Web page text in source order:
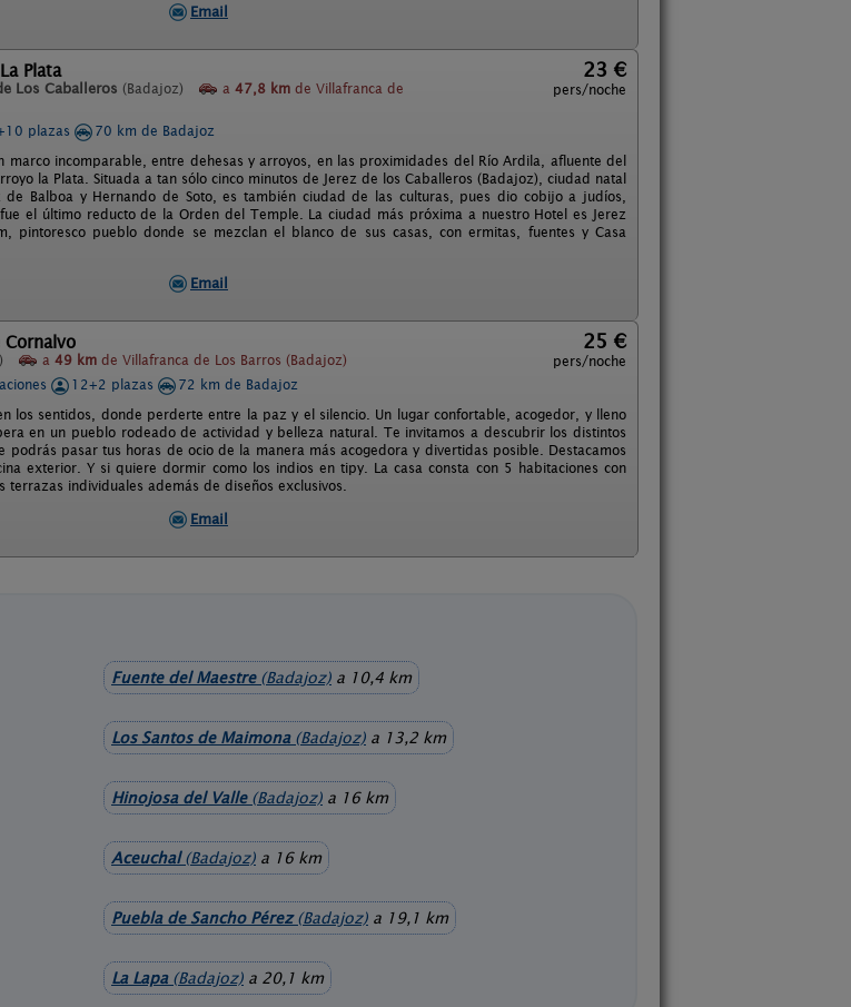
Email
Plata
Los Caballeros (Badajoz) a 47,8 km de Villafranca de
23 €
pers/noche
plazas
70 km de Badajoz
marco incomparable, entre dehesas y arroyos, en las proximidades del Río Ardila, afluente del
la Plata. Situada a tan sólo cinco minutos de Jerez de los Caballeros (Badajoz), ciudad natal
de Balboa y Hernando de Soto, es también ciudad de las culturas, pues dio cobijo a judíos,
el último reducto de la Orden del Temple. La ciudad más próxima a nuestro Hotel es Jerez
pintoresco pueblo donde se mezclan el blanco de sus casas, con ermitas, fuentes y Casa
Email
Cornalvo
a 49 km de Villafranca de Los Barros (Badajoz)
25 €
pers/noche
12+2 plazas
72 km de Badajoz
los sentidos, donde perderte entre la paz y el silencio. Un lugar confortable, acogedor, y lleno
en un pueblo rodeado de actividad y belleza natural. Te invitamos a descubrir los distintos
podrás pasar tus horas de ocio de la manera más acogedora y divertidas posible. Destacamos
exterior. Y si quiere dormir como los indios en tipy. La casa consta con 5 habitaciones con
individuales además de diseños exclusivos.
Email
Fuente del Maestre(Badajoz) a 10,4 km
Los Santos de Maimona(Badajoz) a 13,2 km
Hinojosa del Valle(Badajoz) a 16 km
Aceuchal(Badajoz) a 16 km
Puebla de Sancho Pérez(Badajoz) a 19,1 km
La Lapa(Badajoz) a 20,1 km